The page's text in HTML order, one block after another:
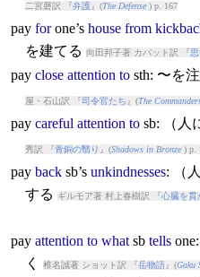
二宮磬訳 『弁護 』(The Defense) p. 167
pay forone’s house from
を建てる 向田邦子著 カバット訳 『
pay close attention tosth: 〜を
屋・石山訳 『司令官たち 』(The
pay careful attention tosb: （人
秀訳 『青銅の翳り 』(Shadows in Bronze) p.
pay backsb’s unkindnesses: （
する
ギルモア著 村上春樹訳 『心臓を貫
pay attention to whatsb tells
く
椎名誠著 ショット訳 『岳物語』(Gaku